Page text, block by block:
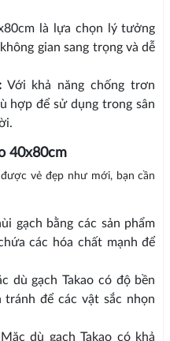
là lựa chọn lý tưởng
gian sang trọng và dễ
Với khả năng chống trơn
hợp để sử dụng trong sân
40x80cm
vẻ đẹp như mới, bạn cần
gạch bằng các sản phẩm
các hóa chất mạnh để
dù gạch Takao có độ bền
tránh để các vật sắc nhọn
Mặc dù gạch Takao có khả